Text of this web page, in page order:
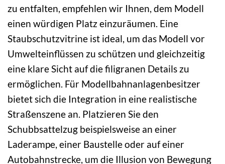
zu entfalten, empfehlen wir Ihnen, dem Modell
einen würdigen Platz einzuräumen. Eine
Staubschutzvitrine ist ideal, um das Modell vor
Umwelteinflüssen zu schützen und gleichzeitig
eine klare Sicht auf die filigranen Details zu
ermöglichen. Für Modellbahnanlagenbesitzer
bietet sich die Integration in eine realistische
Straßenszene an. Platzieren Sie den
Schubbsattelzug beispielsweise an einer
Laderampe, einer Baustelle oder auf einer
Autobahnstrecke, um die Illusion von Bewegung